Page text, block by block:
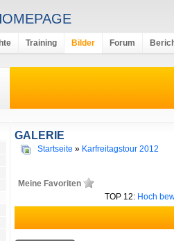
Training Bilder Forum
GALERIE
Startseite » Karfreitagstour 2012
Meine Favoriten
TOP 12: Hoch